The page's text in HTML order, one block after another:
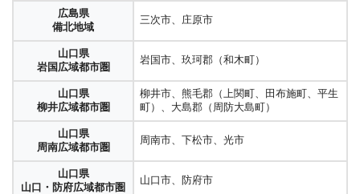
広島県
備北地域
三次市、庄原市
山口県
岩国広域都市圏
岩国市、玖珂郡（和木町）
山口県
柳井広域都市圏
柳井市、熊毛郡（上関町、田布施町、平生
町）、大島郡（周防大島町）
山口県
周南広域都市圏
周南市、下松市、光市
山口県
山口・防府広域都市圏
山口市、防府市